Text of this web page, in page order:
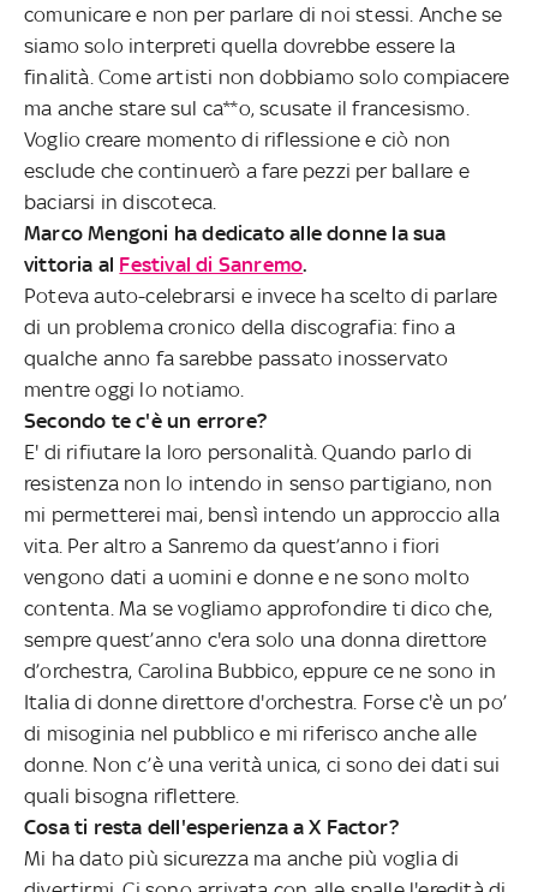
comunicare e non per parlare di noi stessi. Anche se
siamo solo interpreti quella dovrebbe essere la
finalità. Come artisti non dobbiamo solo compiacere
ma anche stare sul ca**o, scusate il francesismo.
Voglio creare momento di riflessione e ciò non
esclude che continuerò a fare pezzi per ballare e
baciarsi in discoteca.
Marco Mengoni ha dedicato alle donne la sua
vittoria al Festival di Sanremo.
Poteva auto-celebrarsi e invece ha scelto di parlare
di un problema cronico della discografia: fino a
qualche anno fa sarebbe passato inosservato
mentre oggi lo notiamo.
Secondo te c'è un errore?
E' di rifiutare la loro personalità. Quando parlo di
resistenza non lo intendo in senso partigiano, non
mi permetterei mai, bensì intendo un approccio alla
vita. Per altro a Sanremo da quest’anno i fiori
vengono dati a uomini e donne e ne sono molto
contenta. Ma se vogliamo approfondire ti dico che,
sempre quest’anno c'era solo una donna direttore
d’orchestra, Carolina Bubbico, eppure ce ne sono in
Italia di donne direttore d'orchestra. Forse c'è un po’
di misoginia nel pubblico e mi riferisco anche alle
donne. Non c’è una verità unica, ci sono dei dati sui
quali bisogna riflettere.
Cosa ti resta dell'esperienza a X Factor?
Mi ha dato più sicurezza ma anche più voglia di